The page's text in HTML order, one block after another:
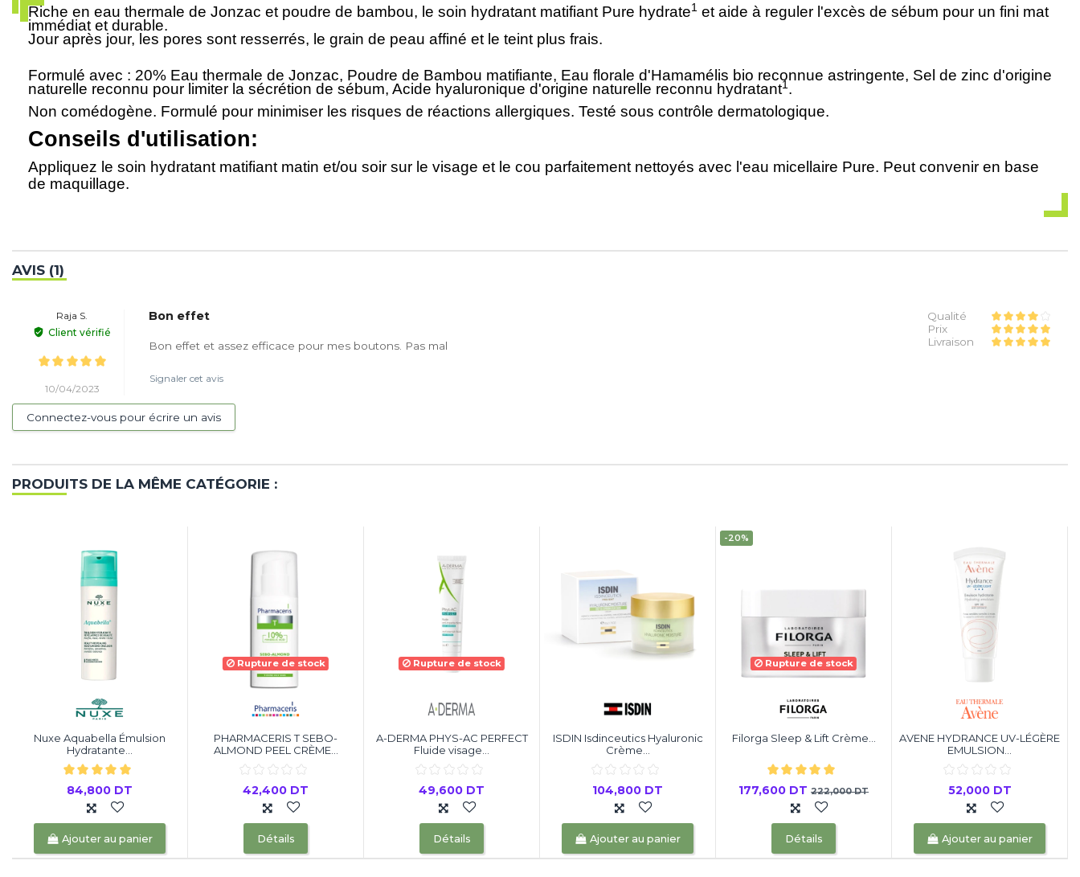
Riche en eau thermale de Jonzac et poudre de bambou, le soin hydratant matifiant Pure hydrate1 et aide à reguler l'excès de sébum pour un fini mat
immédiat et durable.
Jour après jour, les pores sont resserrés, le grain de peau affiné et le teint plus frais.
Formulé avec : 20% Eau thermale de Jonzac, Poudre de Bambou matifiante, Eau florale d'Hamamélis bio reconnue astringente, Sel de zinc d'origine
naturelle reconnu pour limiter la sécrétion de sébum, Acide hyaluronique d'origine naturelle reconnu hydratant1 .
Non comédogène. Formulé pour minimiser les risques de réactions allergiques. Testé sous contrôle dermatologique.
Conseils d'utilisation:
Appliquez le soin hydratant matifiant matin et/ou soir sur le visage et le cou parfaitement nettoyés avec l'eau micellaire Pure. Peut convenir en base
de maquillage.
AVIS (1)
Raja S.
Client vérifié
10/04/2023
Bon effet
Bon effet et assez efficace pour mes boutons. Pas mal
Qualité
Prix
Livraison
Signaler cet avis
Connectez-vous pour écrire un avis
PRODUITS DE LA MÊME CATÉGORIE :
Nuxe Aquabella Émulsion
Hydratante...
84,800 DT
Ajouter au panier
Rupture de stock
PHARMACERIS T SEBO-
ALMOND PEEL CRÈME...
42,400 DT
Détails
Rupture de stock
A-DERMA PHYS-AC PERFECT
Fluide visage...
49,600 DT
Détails
ISDIN Isdinceutics Hyaluronic
Crème...
104,800 DT
Ajouter au panier
-20%
Rupture de stock
Filorga Sleep & Lift Crème...
177,600 DT 222,000 DT
Détails
AVENE HYDRANCE UV-LÉGÈRE
EMULSION...
52,000 DT
Ajouter au panier